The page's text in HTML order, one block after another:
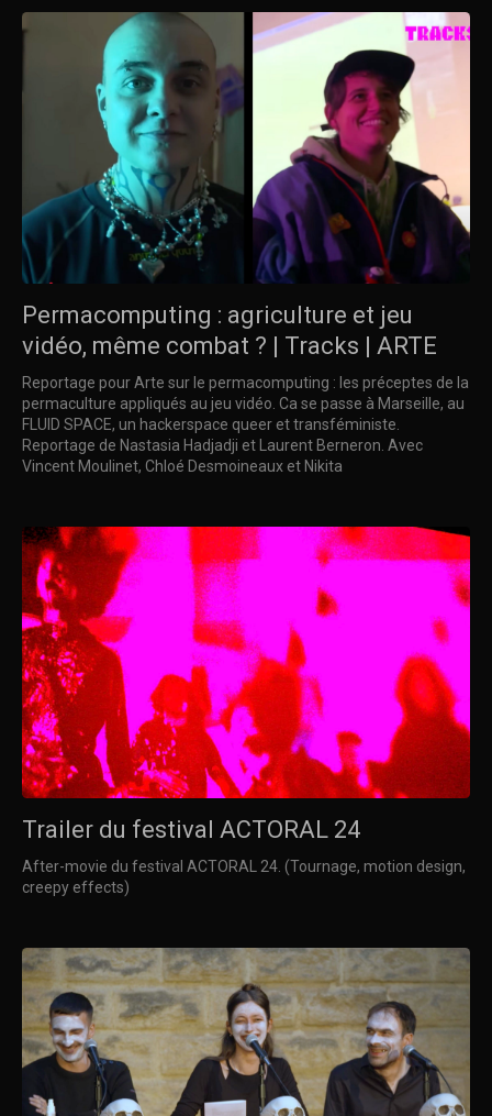
Permacomputing : agriculture et jeu
vidéo, même combat ? | Tracks | ARTE
Reportage pour Arte sur le permacomputing : les préceptes de la
permaculture appliqués au jeu vidéo. Ca se passe à Marseille, au
FLUID SPACE, un hackerspace queer et transféministe.
Reportage de Nastasia Hadjadji et Laurent Berneron. Avec
Vincent Moulinet, Chloé Desmoineaux et Nikita
Trailer du festival ACTORAL 24
After-movie du festival ACTORAL 24. (Tournage, motion design,
creepy effects)